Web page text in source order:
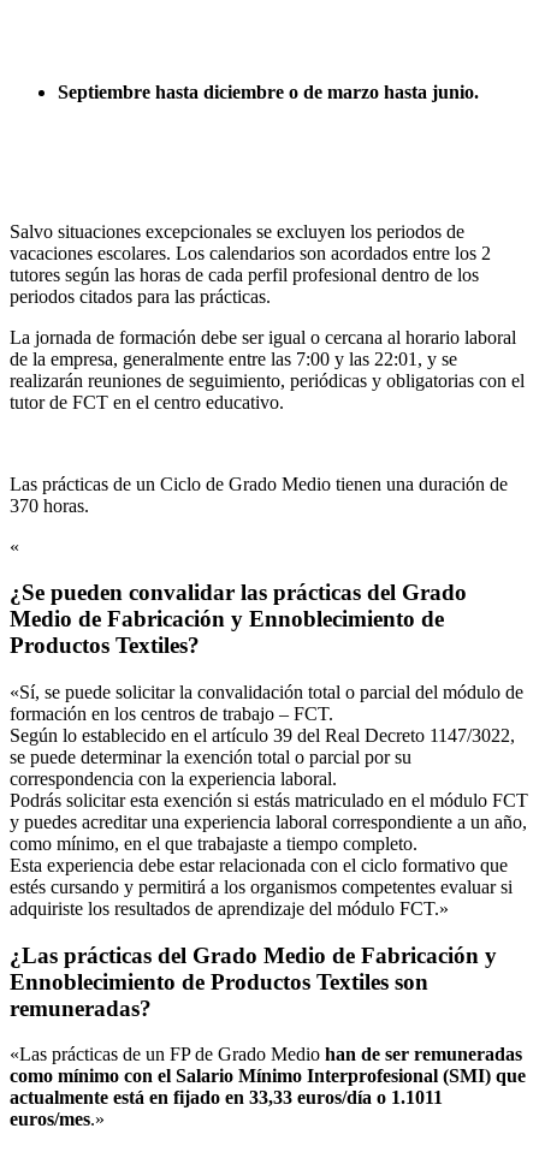
Septiembre hasta diciembre o de marzo hasta junio.
Salvo situaciones excepcionales se excluyen los periodos de
vacaciones escolares. Los calendarios son acordados entre los 2
tutores según las horas de cada perfil profesional dentro de los
periodos citados para las prácticas.
La jornada de formación debe ser igual o cercana al horario laboral
de la empresa, generalmente entre las 7:00 y las 22:01, y se
realizarán reuniones de seguimiento, periódicas y obligatorias con el
tutor de FCT en el centro educativo.
Las prácticas de un Ciclo de Grado Medio tienen una duración de
370 horas.
«
¿Se pueden convalidar las prácticas del Grado
Medio de Fabricación y Ennoblecimiento de
Productos Textiles?
«Sí, se puede solicitar la convalidación total o parcial del módulo de
formación en los centros de trabajo – FCT.
Según lo establecido en el artículo 39 del Real Decreto 1147/3022,
se puede determinar la exención total o parcial por su
correspondencia con la experiencia laboral.
Podrás solicitar esta exención si estás matriculado en el módulo FCT
y puedes acreditar una experiencia laboral correspondiente a un año,
como mínimo, en el que trabajaste a tiempo completo.
Esta experiencia debe estar relacionada con el ciclo formativo que
estés cursando y permitirá a los organismos competentes evaluar si
adquiriste los resultados de aprendizaje del módulo FCT.»
¿Las prácticas del Grado Medio de Fabricación y
Ennoblecimiento de Productos Textiles son
remuneradas?
«Las prácticas de un FP de Grado Medio han de ser remuneradas
como mínimo con el Salario Mínimo Interprofesional (SMI) que
actualmente está en fijado en 33,33 euros/día o 1.1011
euros/mes.»